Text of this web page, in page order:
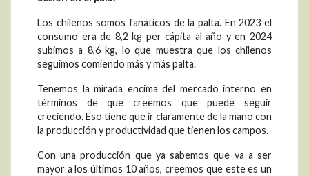
Los chilenos somos fanáticos de la palta. En 2023 el
consumo era de 8,2 kg per cápita al año y en 2024
subimos a 8,6 kg, lo que muestra que los chilenos
seguimos comiendo más y más palta.
Tenemos la mirada encima del mercado interno en
términos de que creemos que puede seguir
creciendo. Eso tiene que ir claramente de la mano con
la producción y productividad que tienen los campos.
Con una producción que ya sabemos que va a ser
mayor a los últimos 10 años, creemos que este es un